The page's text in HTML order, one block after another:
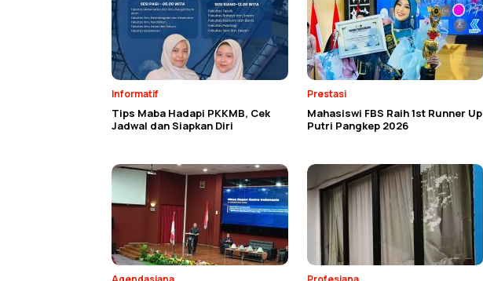
Informatif
Tips Maba Hadapi PKKMB, Cek
Jadwal dan Siapkan Diri
Prestasi
Mahasiswi FBS Raih 1st Runner Up
Putri Pangkep 2026